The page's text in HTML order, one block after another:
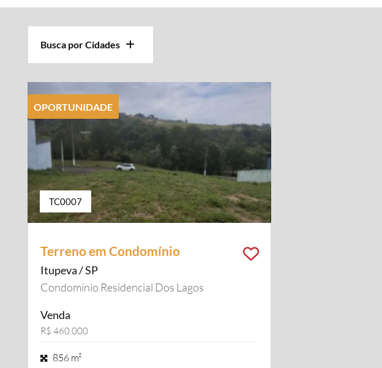
Busca por Cidades
OPORTUNIDADE
TC0007
Terreno em Condomínio
Itupeva / SP
Condomínio Residencial Dos Lagos
Venda
R$ 460.000
856 m²